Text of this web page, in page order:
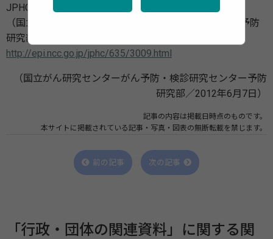
JPHC研究」
（国立がん研究センターがん予防・検診研究センター予防
研究部／2012年6月7日）
http://epi.ncc.go.jp/jphc/635/3009.html
（国立がん研究センターがん予防・検診研究センター予防
研究部／2012年6月7日）
記事の内容は掲載日時点のものです。
本サイトに掲載されている記事・写真・図表の無断転載を禁じます。
前の記事 次の記事
「行政・団体の関連資料」に関する関